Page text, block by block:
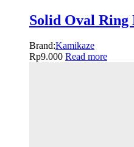
Solid Oval Ring
Brand:Kamikaze
Rp9.000 Read more